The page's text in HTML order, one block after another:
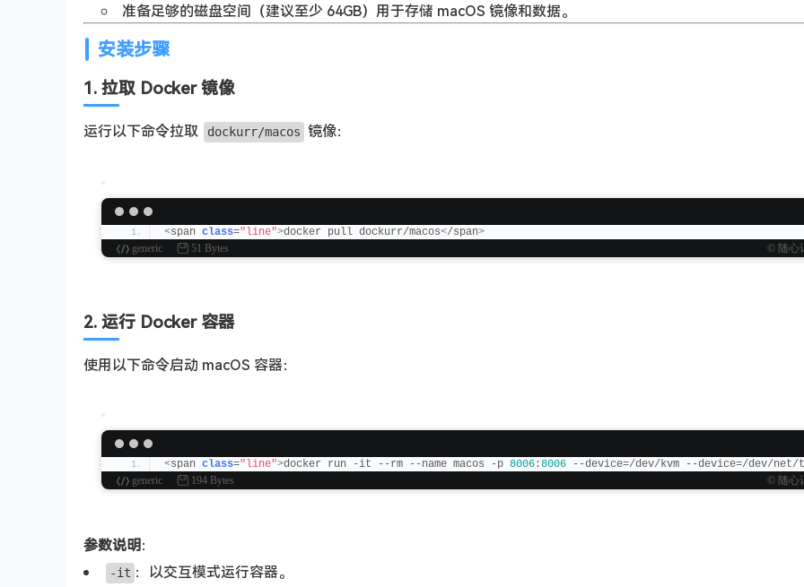
准备足够的磁盘空间（建议至少 64GB）用于存储 macOS 镜像和数据。
安装步骤
1. 拉取 Docker 镜像
运行以下命令拉取 dockurr/macos 镜像：
<span class="line">docker pull dockurr/macos</span>
generic
51 Bytes © 随心
2. 运行 Docker 容器
使用以下命令启动 macOS 容器：
<span class="line">docker run -it --rm --name macos -p 8006 :8006 --device=/dev/kvm --device=/dev/net/
generic
194 Bytes © 随心
参数说明：
-it ：以交互模式运行容器。